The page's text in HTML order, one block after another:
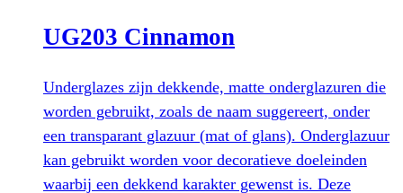
de
UG203 Cinnamon
Underglazes zijn dekkende, matte onderglazuren die
worden gebruikt, zoals de naam suggereert, onder
een transparant glazuur (mat of glans). Onderglazuur
kan gebruikt worden voor decoratieve doeleinden
waarbij een dekkend karakter gewenst is. Deze